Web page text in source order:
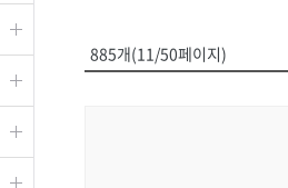
옥천
885개(11/50페이지)